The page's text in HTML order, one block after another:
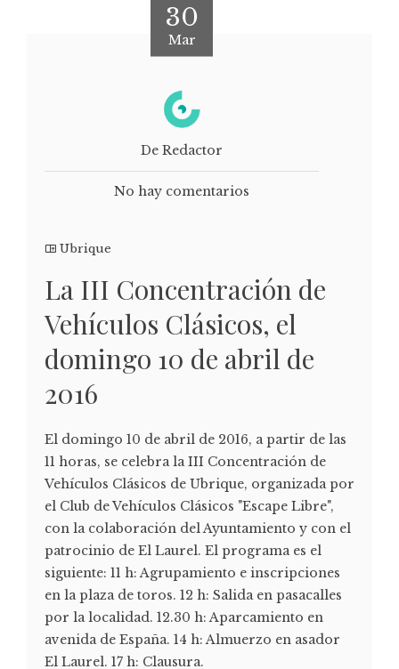
30
Mar
De Redactor
No hay comentarios
Ubrique
La III Concentración de
Vehículos Clásicos, el
domingo 10 de abril de
2016
El domingo 10 de abril de 2016, a partir de las
11 horas, se celebra la III Concentración de
Vehículos Clásicos de Ubrique, organizada por
el Club de Vehículos Clásicos "Escape Libre",
con la colaboración del Ayuntamiento y con el
patrocinio de El Laurel. El programa es el
siguiente: 11 h: Agrupamiento e inscripciones
en la plaza de toros. 12 h: Salida en pasacalles
por la localidad. 12.30 h: Aparcamiento en
avenida de España. 14 h: Almuerzo en asador
El Laurel. 17 h: Clausura.